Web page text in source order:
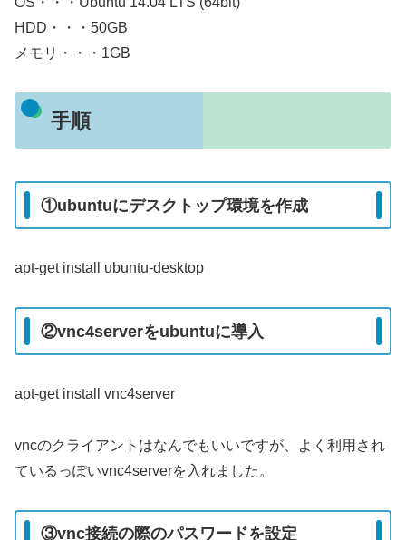
HDD・・・50GB
メモリ・・・1GB
手順
①ubuntuにデスクトップ環境を作成
apt-get install ubuntu-desktop
②vnc4serverをubuntuに導入
apt-get install vnc4server
vncのクライアントはなんでもいいですが、よく利用され
ているっぽいvnc4serverを入れました。
③vnc接続の際のパスワードを設定